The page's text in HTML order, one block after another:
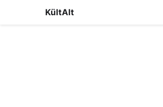
KültAlt